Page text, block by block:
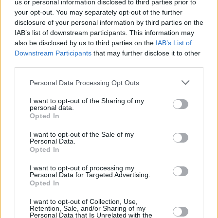
us or personal information disclosed to third parties prior to
your opt-out. You may separately opt-out of the further
disclosure of your personal information by third parties on the
IAB’s list of downstream participants. This information may
also be disclosed by us to third parties on the IAB’s List of
Downstream Participants that may further disclose it to other
Personal Data Processing Opt Outs
I want to opt-out of the Sharing of my
personal data.
Opted In
I want to opt-out of the Sale of my
Personal Data.
Opted In
I want to opt-out of processing my
Personal Data for Targeted Advertising.
Opted In
I want to opt-out of Collection, Use,
Retention, Sale, and/or Sharing of my
Personal Data that Is Unrelated with the
Τέλος, αναφέρεται πως η έκθεση, η οποία
παρουσιάζεται από το Ίδρυμα Αντώνιος Ε. Κομνηνός
σε συνεργασία με τον Δήμο Σύρου - Ερμούπολης και
σε επιμέλεια του θεωρητικού και κριτικού τέχνης